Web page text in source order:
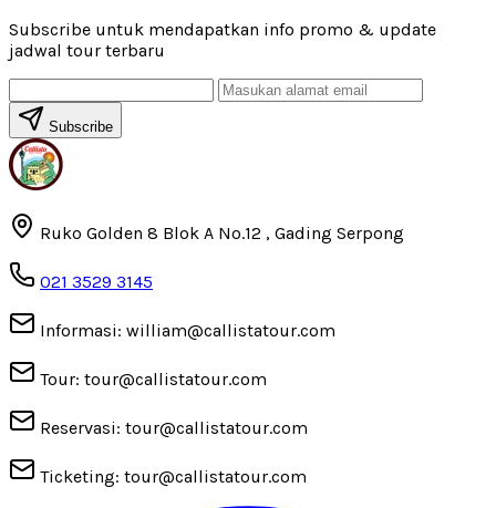
Subscribe untuk mendapatkan info promo & update
jadwal tour terbaru
Subscribe
Ruko Golden 8 Blok A No.12 , Gading Serpong
021 3529 3145
Informasi: william@callistatour.com
Tour: tour@callistatour.com
Reservasi: tour@callistatour.com
Ticketing: tour@callistatour.com